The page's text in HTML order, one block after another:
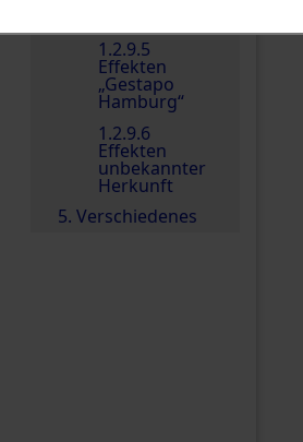
1.2.9.5
Effekten
„Gestapo
Hamburg“
1.2.9.6
Effekten
unbekannter
Herkunft
5. Verschiedenes